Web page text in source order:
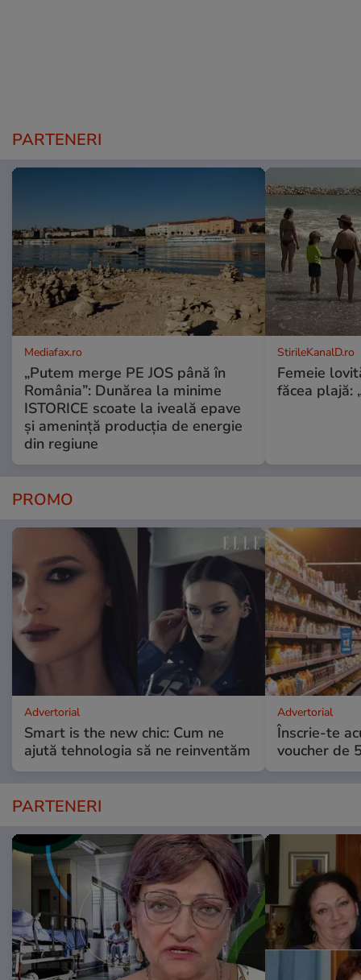
PARTENERI
Mediafax.ro
„Putem merge PE JOS până în
România”: Dunărea la minime
ISTORICE scoate la iveală epave
și amenință producția de energie
din regiune
StirileKanalD.ro
Femeie
făcea plajă:
PROMO
Advertorial
Smart is the new chic: Cum ne
ajută tehnologia să ne reinventăm
Advertorial
Înscrie-te
voucher de
PARTENERI